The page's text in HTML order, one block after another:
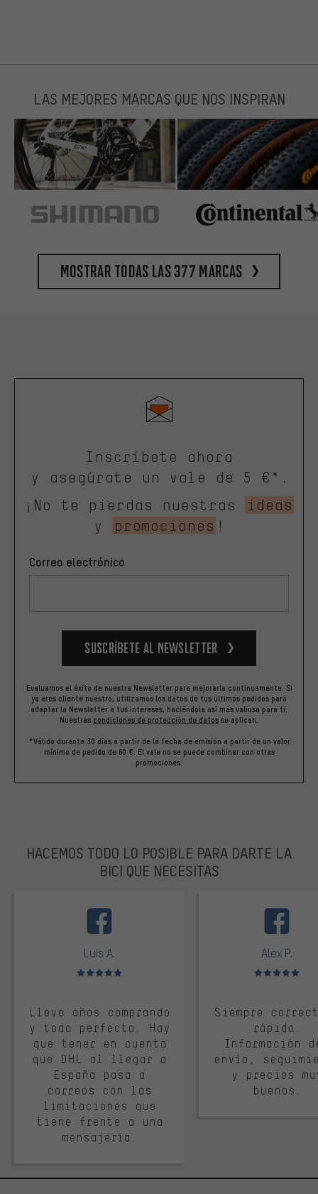
LAS MEJORES MARCAS QUE NOS INSPIRAN
Mostrar todas las 377 marcas
Inscríbete ahora
y asegúrate un vale de 5 €*.
¡No te pierdas nuestras
ideas
y
promociones !
Correo electrónico
Suscríbete al newsletter
Evaluamos el éxito de nuestra Newsletter para mejorarla continuamente. Si
ya eres cliente nuestro, utilizamos los datos de tus últimos pedidos para
adaptar la Newsletter a tus intereses, haciéndola así más valiosa para ti.
Nuestras condiciones de protección de datos se aplican.
*Válido durante 30 días a partir de la fecha de emisión a partir de un valor
mínimo de pedido de 60 €. El vale no se puede combinar con otras
promociones.
HACEMOS TODO LO POSIBLE PARA DARTE LA
BICI QUE NECESITAS
Luis A.
Valoración media: 5 de 5
Llevo años comprando
y todo perfecto. Hay
que tener en cuenta
que DHL al llegar a
España pasa a
correos con las
limitaciones que
tiene frente a una
mensajería.
Alex P.
Valoración
Siempre
rápido.
Información
envío,
y precios
buenos.